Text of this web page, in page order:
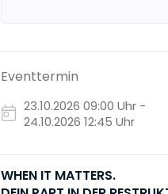
Eventtermin
23.10.2026 09:00 Uhr -
24.10.2026 12:45 Uhr
WHEN IT MATTERS.